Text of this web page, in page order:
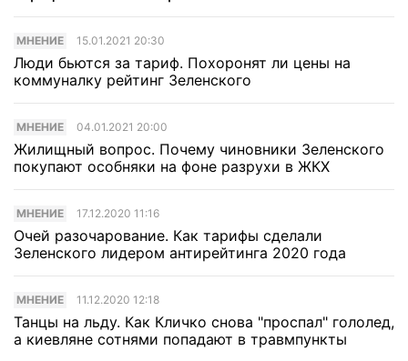
МНЕНИЕ 15.01.2021 20:30
Люди бьются за тариф. Похоронят ли цены на
коммуналку рейтинг Зеленского
МНЕНИЕ 04.01.2021 20:00
Жилищный вопрос. Почему чиновники Зеленского
покупают особняки на фоне разрухи в ЖКХ
МНЕНИЕ 17.12.2020 11:16
Очей разочарование. Как тарифы сделали
Зеленского лидером антирейтинга 2020 года
МНЕНИЕ 11.12.2020 12:18
Танцы на льду. Как Кличко снова "проспал" гололед,
а киевляне сотнями попадают в травмпункты